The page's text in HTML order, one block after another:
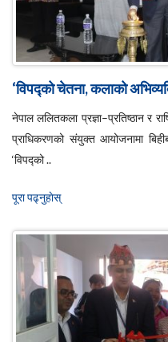
‘विपद्को चेतना, कलाको
नेपाल ललितकला प्रज्ञा–प्रतिष्ठान र
प्राधिकरणको संयुक्त आयोजनामा
‘विपद्को ..
पूरा पढ्नुहाेस्